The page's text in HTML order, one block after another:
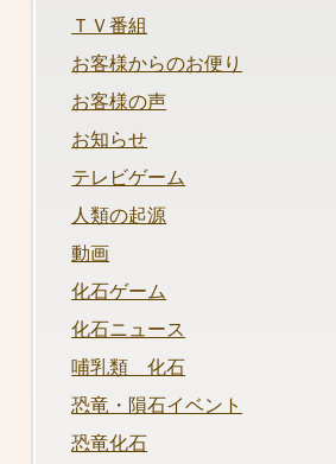
ＴＶ番組
お客様からのお便り
お客様の声
お知らせ
テレビゲーム
人類の起源
動画
化石ゲーム
化石ニュース
哺乳類 化石
恐竜・隕石イベント
恐竜化石